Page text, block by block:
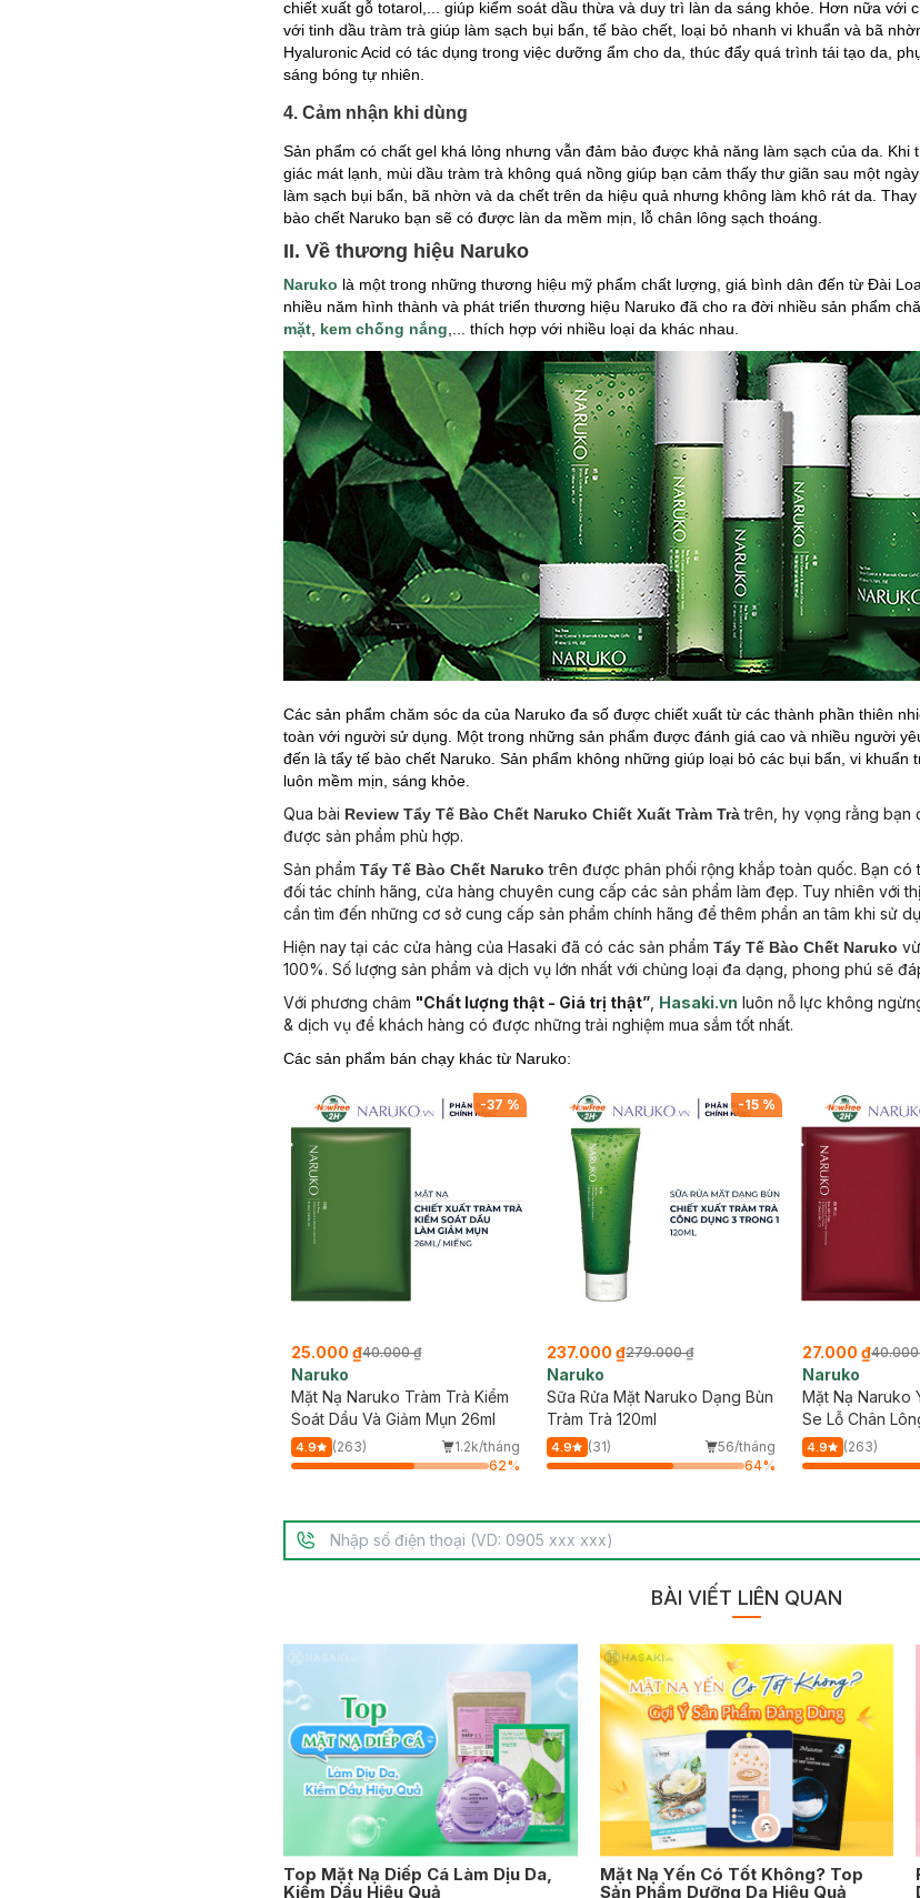
chiết xuất gỗ totarol,... giúp kiểm soát dầu thừa và duy trì làn da sáng khỏe. Hơn nữa với
với tinh dầu tràm trà giúp làm sạch bụi bẩn, tế bào chết, loại bỏ nhanh vi khuẩn và bã
Hyaluronic Acid có tác dụng trong việc dưỡng ẩm cho da, thúc đẩy quá trình tái tạo da,
sáng bóng tự nhiên.
4. Cảm nhận khi dùng
Sản phẩm có chất gel khá lỏng nhưng vẫn đảm bảo được khả năng làm sạch của da.
giác mát lạnh, mùi dầu tràm trà không quá nồng giúp bạn cảm thấy thư giãn sau một
làm sạch bụi bẩn, bã nhờn và da chết trên da hiệu quả nhưng không làm khô rát da.
bào chết Naruko bạn sẽ có được làn da mềm mịn, lỗ chân lông sạch thoáng.
II. Về thương hiệu Naruko
Naruko là một trong những thương hiệu mỹ phẩm chất lượng, giá bình dân đến từ Đài
nhiều năm hình thành và phát triển thương hiệu Naruko đã cho ra đời nhiều sản phẩm
mặt kem chống nắng ,... thích hợp với nhiều loại da khác nhau.
Các sản phẩm chăm sóc da của Naruko đa số được chiết xuất từ các thành phần thiên
toàn với người sử dụng. Một trong những sản phẩm được đánh giá cao và nhiều người
đến là tẩy tế bào chết Naruko. Sản phẩm không những giúp loại bỏ các bụi bẩn, vi khuẩn
luôn mềm mịn, sáng khỏe.
Qua bài Review Tẩy Tế Bào Chết Naruko Chiết Xuất Tràm Tràtrên, hy vọng rằng bạn
được sản phẩm phù hợp.
Sản phẩmTẩy Tế Bào Chết Naruko trên được phân phối rộng khắp toàn quốc. Bạn có
đối tác chính hãng, cửa hàng chuyên cung cấp các sản phẩm làm đẹp. Tuy nhiên với
cần tìm đến những cơ sở cung cấp sản phẩm chính hãng để thêm phần an tâm khi sử
Hiện nay tại các cửa hàng của Hasaki đã có các sản phẩmTẩy Tế Bào Chết Naruko
100%. Số lượng sản phẩm và dịch vụ lớn nhất với chủng loại đa dạng, phong phú sẽ
Với phương châm "Chất lượng thật - Giá trị thật” Hasaki.vn luôn nỗ lực không
& dịch vụ để khách hàng có được những trải nghiệm mua sắm tốt nhất.
Các sản phẩm bán chạy khác từ Naruko:
-37 %
25.000 ₫40.000 ₫
Naruko
Mặt Nạ Naruko Tràm Trà Kiểm
Soát Dầu Và Giảm Mụn 26ml
4.9 (263)
1.2k/tháng
62%
-15 %
237.000 ₫279.000 ₫
Naruko
Sữa Rửa Mặt Naruko Dạng Bùn
Tràm Trà 120ml
4.9 (31)
56/tháng
64%
27.000 ₫
Naruko
Mặt Nạ Naruko
Se Lỗ Chân
25ml
4.9 (263)
BÀI VIẾT LIÊN QUAN
Top Mặt Nạ Diếp Cá Làm Dịu Da,
Kiềm Dầu Hiệu Quả
Mặt Nạ Yến Có Tốt Không? Top
Sản Phẩm Dưỡng Da Hiệu Quả